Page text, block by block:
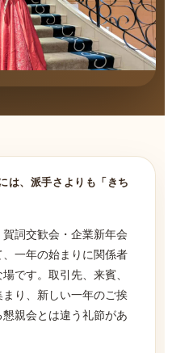
は、派手さよりも「きち
詞交歓会・企業新年会
一年の始まりに関係者
です。取引先、来賓、
り、新しい一年のご挨
親会とは違う礼節があ